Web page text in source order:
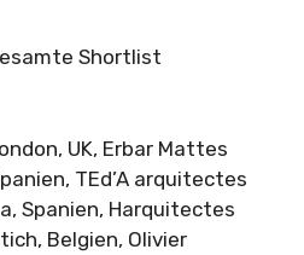
Shortlist
UK, Erbar Mattes
TEd’A arquitectes
Spanien, Harquitectes
Belgien, Olivier